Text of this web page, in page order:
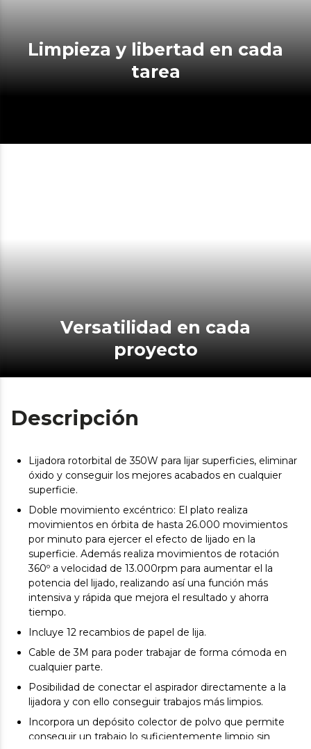
Limpieza y libertad en cada
tarea
Versatilidad en cada
proyecto
Descripción
Lijadora rotorbital de 350W para lijar superficies, eliminar
óxido y conseguir los mejores acabados en cualquier
superficie.
Doble movimiento excéntrico: El plato realiza
movimientos en órbita de hasta 26.000 movimientos
por minuto para ejercer el efecto de lijado en la
superficie. Además realiza movimientos de rotación
360º a velocidad de 13.000rpm para aumentar el la
potencia del lijado, realizando así una función más
intensiva y rápida que mejora el resultado y ahorra
tiempo.
Incluye 12 recambios de papel de lija.
Cable de 3M para poder trabajar de forma cómoda en
cualquier parte.
Posibilidad de conectar el aspirador directamente a la
lijadora y con ello conseguir trabajos más limpios.
Incorpora un depósito colector de polvo que permite
conseguir un trabajo lo suficientemente limpio sin